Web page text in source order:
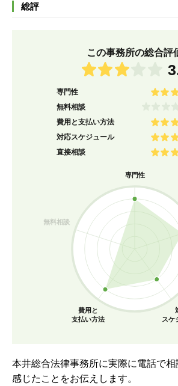
総評
この事務所の総合評
専門性
無料相談
費用と支払い方法
対応スケジュール
直接相談
専門性
スケ
費用と
支払い方法
無料相談
本井総合法律事務所に実際に電話で
感じたことをお伝えします。